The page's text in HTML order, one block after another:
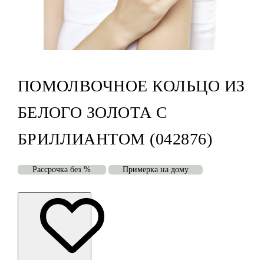
ПОМОЛВОЧНОЕ КОЛЬЦО ИЗ
БЕЛОГО ЗОЛОТА С
БРИЛЛИАНТОМ (042876)
Рассрочка без % Примерка на дому